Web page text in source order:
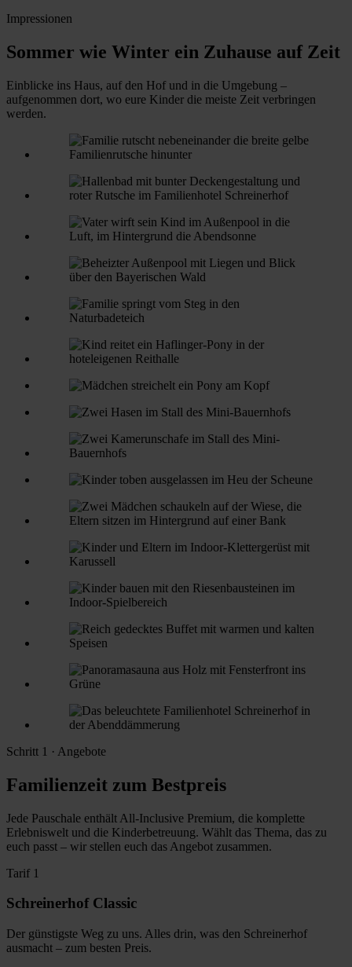
Impressionen
Sommer wie Winter ein Zuhause auf Zeit
Einblicke ins Haus, auf den Hof und in die Umgebung –
aufgenommen dort, wo eure Kinder die meiste Zeit verbringen
werden.
Schritt 1 · Angebote
Familienzeit zum Bestpreis
Jede Pauschale enthält All-Inclusive Premium, die komplette
Erlebniswelt und die Kinderbetreuung. Wählt das Thema, das zu
euch passt – wir stellen euch das Angebot zusammen.
Tarif 1
Schreinerhof Classic
Der günstigste Weg zu uns. Alles drin, was den Schreinerhof
ausmacht – zum besten Preis.